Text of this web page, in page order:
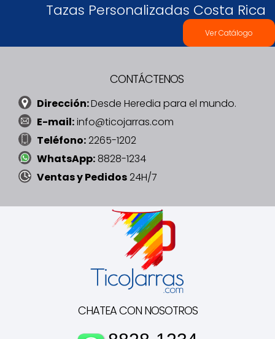
Tazas Personalizadas Costa Rica
Ver Catálogo
CONTÁCTENOS
Dirección:Desde Heredia para el mundo.
E-mail:info@ticojarras.com
Teléfono:2265-1202
WhatsApp:8828-1234
Ventas y Pedidos24H/7
CHATEA CON NOSOTROS